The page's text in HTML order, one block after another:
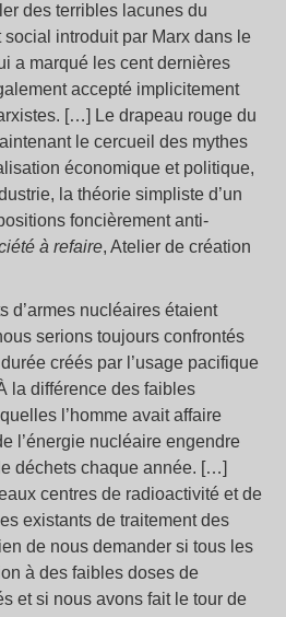
des terribles lacunes du
introduit par Marx dans le
a marqué les cent dernières
accepté implicitement
[…] Le drapeau rouge du
le cercueil des mythes
économique et politique,
la théorie simpliste d’un
foncièrement anti-
à refaire, Atelier de création
d’armes nucléaires étaient
serions toujours confrontés
créés par l’usage pacifique
la différence des faibles
l’homme avait affaire
l’énergie nucléaire engendre
déchets chaque année. […]
centres de radioactivité et de
existants de traitement des
de nous demander si tous les
à des faibles doses de
et si nous avons fait le tour de